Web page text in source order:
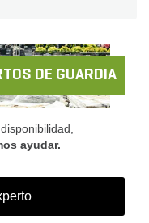
to be a popular
and walkway
DE GUARDIA
ayudar.